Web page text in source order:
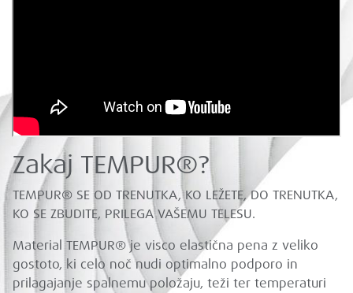
Zakaj TEMPUR®?
TEMPUR® SE OD TRENUTKA, KO LEŽETE, DO TRENUTKA,
KO SE ZBUDITE, PRILEGA VAŠEMU TELESU.
Material TEMPUR® je visco elastična pena z veliko
gostoto, ki celo noč nudi optimalno podporo in
prilagajanje spalnemu položaju, teži ter temperaturi